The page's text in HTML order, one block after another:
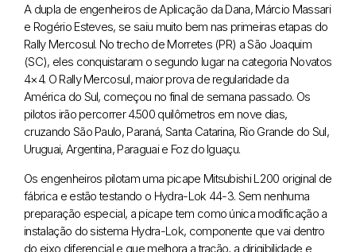
A dupla de engenheiros de Aplicação da Dana, Márcio Massari
e Rogério Esteves, se saiu muito bem nas primeiras etapas do
Rally Mercosul. No trecho de Morretes (PR) a São Joaquim
(SC), eles conquistaram o segundo lugar na categoria Novatos
4×4. O Rally Mercosul, maior prova de regularidade da
América do Sul, começou no final de semana passado. Os
pilotos irão percorrer 4.500 quilômetros em nove dias,
cruzando São Paulo, Paraná, Santa Catarina, Rio Grande do Sul,
Uruguai, Argentina, Paraguai e Foz do Iguaçu.
Os engenheiros pilotam uma picape Mitsubishi L200 original de
fábrica e estão testando o Hydra-Lok 44-3. Sem nenhuma
preparação especial, a picape tem como única modificação a
instalação do sistema Hydra-Lok, componente que vai dentro
do eixo diferencial e que melhora a tração, a dirigibilidade e